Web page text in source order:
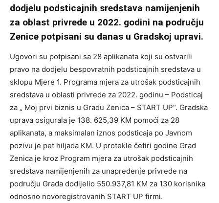
dodjelu podsticajnih sredstava namijenjenih
za oblast privrede u 2022. godini na području
Zenice potpisani su danas u Gradskoj upravi.
Ugovori su potpisani sa 28 aplikanata koji su ostvarili
pravo na dodjelu bespovratnih podsticajnih sredstava u
sklopu Mjere 1. Programa mjera za utrošak podsticajnih
sredstava u oblasti privrede za 2022. godinu – Podsticaj
za „ Moj prvi biznis u Gradu Zenica – START UP“. Gradska
uprava osigurala je 138. 625,39 KM pomoći za 28
aplikanata, a maksimalan iznos podsticaja po Javnom
pozivu je pet hiljada KM. U protekle četiri godine Grad
Zenica je kroz Program mjera za utrošak podsticajnih
sredstava namijenjenih za unapređenje privrede na
području Grada dodijelio 550.937,81 KM za 130 korisnika
odnosno novoregistrovanih START UP firmi.